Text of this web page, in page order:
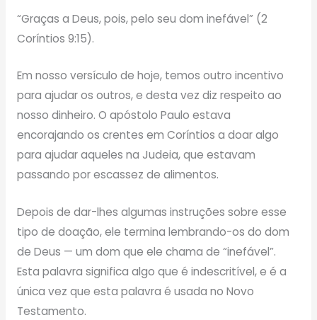
“Graças a Deus, pois, pelo seu dom inefável” (2
Coríntios 9:15).
Em nosso versículo de hoje, temos outro incentivo
para ajudar os outros, e desta vez diz respeito ao
nosso dinheiro. O apóstolo Paulo estava
encorajando os crentes em Coríntios a doar algo
para ajudar aqueles na Judeia, que estavam
passando por escassez de alimentos.
Depois de dar-lhes algumas instruções sobre esse
tipo de doação, ele termina lembrando-os do dom
de Deus — um dom que ele chama de “inefável”.
Esta palavra significa algo que é indescritível, e é a
única vez que esta palavra é usada no Novo
Testamento.